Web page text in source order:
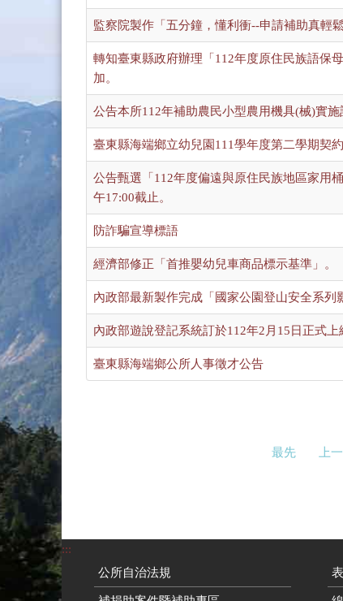
監察院製作「五分鐘，懂利衝--申請補助真輕
轉知臺東縣政府辦理「112年度原住民族語保
加。
公告本所112年補助農民小型農用機具(械)實
臺東縣海端鄉立幼兒園111學年度第二學期契
公告甄選「112年度偏遠與原住民族地區家用
午17:00截止。
防詐騙宣導標語
經濟部修正「首推嬰幼兒車商品標示基準」。
內政部最新製作完成「國家公園登山安全系列
內政部遊說登記系統訂於112年2月15日正式上
臺東縣海端鄉公所人事徵才公告
最先 上
:::
公所自治法規